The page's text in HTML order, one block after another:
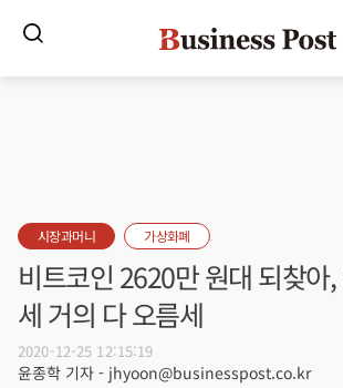
시장과머니 가상화폐
비트코인 2620만 원대 되찾아
세 거의 다 오름세
2020-12-25 12:15:19
윤종학 기자 - jhyoon@businesspost.co.kr